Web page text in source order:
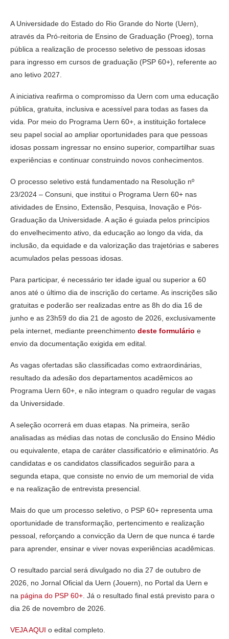
A Universidade do Estado do Rio Grande do Norte (Uern),
através da Pró-reitoria de Ensino de Graduação (Proeg), torna
pública a realização de processo seletivo de pessoas idosas
para ingresso em cursos de graduação (PSP 60+), referente ao
ano letivo 2027.
A iniciativa reafirma o compromisso da Uern com uma educação
pública, gratuita, inclusiva e acessível para todas as fases da
vida. Por meio do Programa Uern 60+, a instituição fortalece
seu papel social ao ampliar oportunidades para que pessoas
idosas possam ingressar no ensino superior, compartilhar suas
experiências e continuar construindo novos conhecimentos.
O processo seletivo está fundamentado na Resolução nº
23/2024 – Consuni, que institui o Programa Uern 60+ nas
atividades de Ensino, Extensão, Pesquisa, Inovação e Pós-
Graduação da Universidade. A ação é guiada pelos princípios
do envelhecimento ativo, da educação ao longo da vida, da
inclusão, da equidade e da valorização das trajetórias e saberes
acumulados pelas pessoas idosas.
Para participar, é necessário ter idade igual ou superior a 60
anos até o último dia de inscrição do certame. As inscrições são
gratuitas e poderão ser realizadas entre as 8h do dia 16 de
junho e as 23h59 do dia 21 de agosto de 2026, exclusivamente
pela internet, mediante preenchimento deste formulário e
envio da documentação exigida em edital.
As vagas ofertadas são classificadas como extraordinárias,
resultado da adesão dos departamentos acadêmicos ao
Programa Uern 60+, e não integram o quadro regular de vagas
da Universidade.
A seleção ocorrerá em duas etapas. Na primeira, serão
analisadas as médias das notas de conclusão do Ensino Médio
ou equivalente, etapa de caráter classificatório e eliminatório. As
candidatas e os candidatos classificados seguirão para a
segunda etapa, que consiste no envio de um memorial de vida
e na realização de entrevista presencial.
Mais do que um processo seletivo, o PSP 60+ representa uma
oportunidade de transformação, pertencimento e realização
pessoal, reforçando a convicção da Uern de que nunca é tarde
para aprender, ensinar e viver novas experiências acadêmicas.
O resultado parcial será divulgado no dia 27 de outubro de
2026, no Jornal Oficial da Uern (Jouern), no Portal da Uern e
na página do PSP 60+ . Já o resultado final está previsto para o
dia 26 de novembro de 2026.
VEJA AQUI o edital completo.